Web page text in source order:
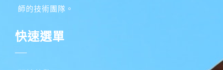
師的技術團隊。
快速選單